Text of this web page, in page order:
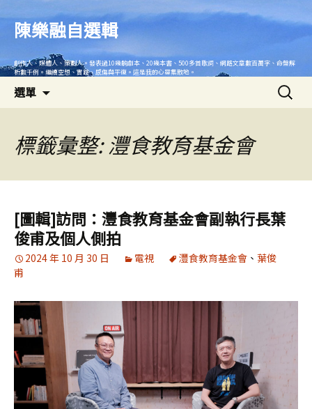
內
陳樂融自選輯
創作人、媒體人、策劃人。發表過10幾齣劇本、20幾本書、500多首歌詞、網路文章數百萬字、命盤解
析數千例。繼續空想、實踐、感傷與平復。這是我的心靈集散地。
選單
搜
尋
標籤彙整: 灃食教育基金會
[圖輯]訪問：灃食教育基金會副執行長葉
俊甫及個人側拍
2024 年 10 月 30 日 電視 灃食教育基金會 、 葉俊
甫